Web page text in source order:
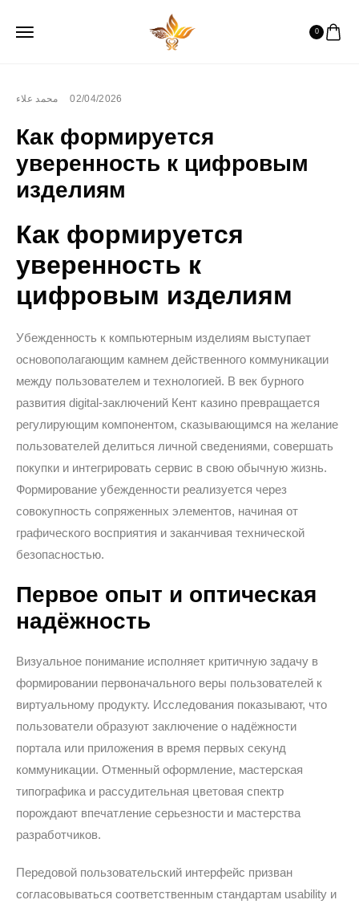
0
محمد علاء 02/04/2026
Как формируется
уверенность к цифровым
изделиям
Как формируется
уверенность к
цифровым изделиям
Убежденность к компьютерным изделиям выступает
основополагающим камнем действенного коммуникации
между пользователем и технологией. В век бурного
развития digital-заключений Кент казино превращается
регулирующим компонентом, сказывающимся на желание
пользователей делиться личной сведениями, совершать
покупки и интегрировать сервис в свою обычную жизнь.
Формирование убежденности реализуется через
совокупность сопряженных элементов, начиная от
графического восприятия и заканчивая технической
безопасностью.
Первое опыт и оптическая
надёжность
Визуальное понимание исполняет критичную задачу в
формировании первоначального веры пользователей к
виртуальному продукту. Исследования показывают, что
пользователи образуют заключение о надёжности
портала или приложения в время первых секунд
коммуникации. Отменный оформление, мастерская
типографика и рассудительная цветовая спектр
порождают впечатление серьезности и мастерства
разработчиков.
Передовой пользовательский интерфейс призван
согласовываться соответственным стандартам usability и